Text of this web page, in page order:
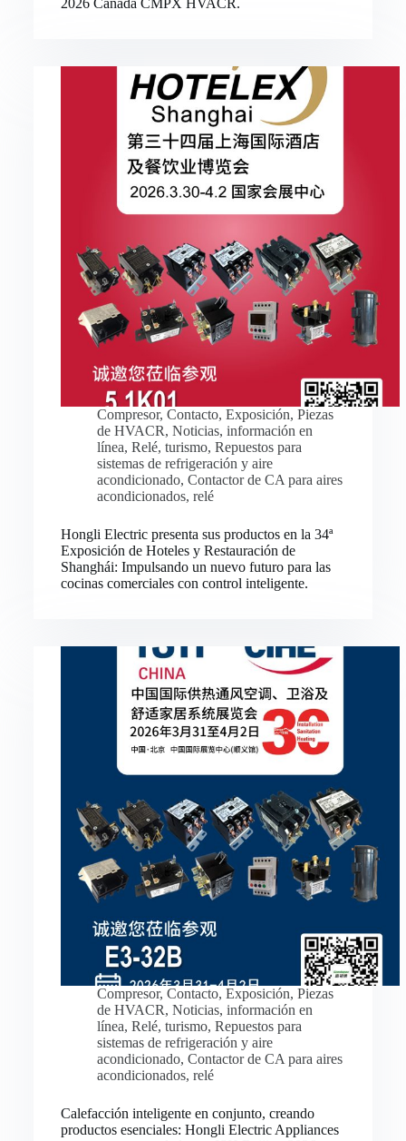
2026 Canada CMPX HVACR.
Compresor, Contacto, Exposición, Piezas
de HVACR, Noticias, información en
línea, Relé, turismo, Repuestos para
sistemas de refrigeración y aire
acondicionado, Contactor de CA para aires
acondicionados, relé
Hongli Electric presenta sus productos en la 34ª
Exposición de Hoteles y Restauración de
Shanghái: Impulsando un nuevo futuro para las
cocinas comerciales con control inteligente.
Compresor, Contacto, Exposición, Piezas
de HVACR, Noticias, información en
línea, Relé, turismo, Repuestos para
sistemas de refrigeración y aire
acondicionado, Contactor de CA para aires
acondicionados, relé
Calefacción inteligente en conjunto, creando
productos esenciales: Hongli Electric Appliances